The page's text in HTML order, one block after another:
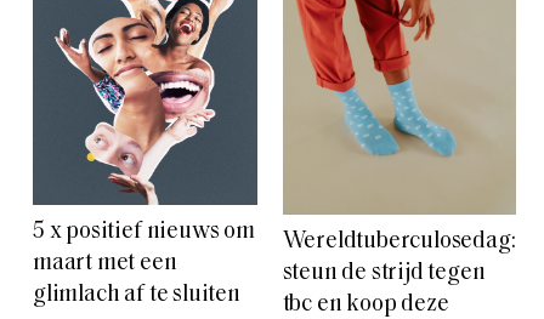
5 x positief nieuws om
maart met een
glimlach af te sluiten
Wereldtuberculosedag:
steun de strijd tegen
tbc en koop deze